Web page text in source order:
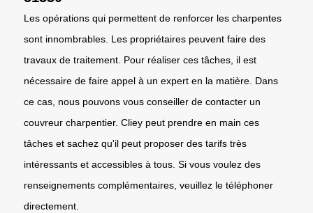
Les opérations qui permettent de renforcer les charpentes
sont innombrables. Les propriétaires peuvent faire des
travaux de traitement. Pour réaliser ces tâches, il est
nécessaire de faire appel à un expert en la matière. Dans
ce cas, nous pouvons vous conseiller de contacter un
couvreur charpentier. Cliey peut prendre en main ces
tâches et sachez qu'il peut proposer des tarifs très
intéressants et accessibles à tous. Si vous voulez des
renseignements complémentaires, veuillez le téléphoner
directement.